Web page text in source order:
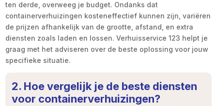
ten derde, overweeg je budget. Ondanks dat
containerverhuizingen kosteneffectief kunnen zijn, variëren
de prijzen afhankelijk van de grootte, afstand, en extra
diensten zoals laden en lossen. Verhuisservice 123 helpt je
graag met het adviseren over de beste oplossing voor jouw
specifieke situatie.
2. Hoe vergelijk je de beste diensten
voor containerverhuizingen?